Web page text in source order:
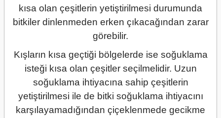
kısa olan çeşitlerin yetiştirilmesi durumunda
bitkiler dinlenmeden erken çıkacağından zarar
görebilir.
Kışların kısa geçtiği bölgelerde ise soğuklama
isteği kısa olan çeşitler seçilmelidir. Uzun
soğuklama ihtiyacına sahip çeşitlerin
yetiştirilmesi ile de bitki soğuklama ihtiyacını
karşılayamadığından çiçeklenmede gecikme